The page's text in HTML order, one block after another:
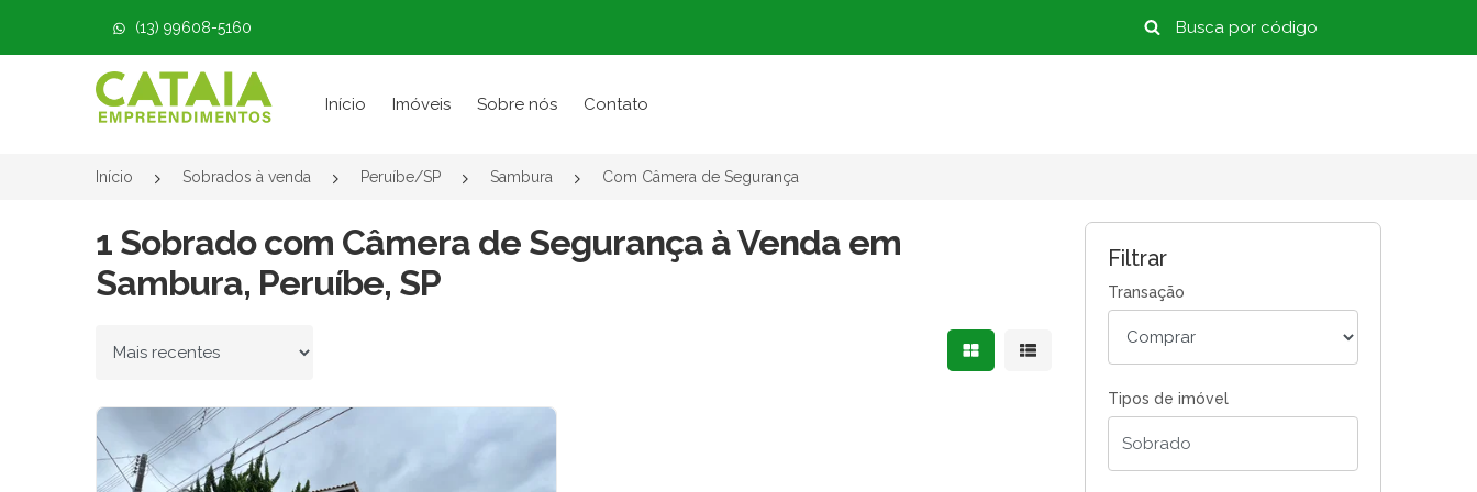
(13) 99608-5160
Página inicial
Início Imóveis Sobre nós Contato
Início Sobrados à venda Peruíbe/SP Sambura Com Câmera de Segurança
1 Sobrado com Câmera de Segurança à Venda em
Sambura, Peruíbe, SP
Ordenar por Mostrar resultados em grade
Mostrar resultados em lista
Filtrar
Transação
Tipos de imóvel